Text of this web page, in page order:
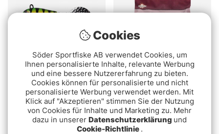
Bewertung:(6)4.2 von 5 Sternen
Spinmad Tail Spinner
Jigmaster
€8.60 €8.80
Dynamite Baits The
Source Boilies 5kg
€69.90
Cookies
Söder Sportfiske AB verwendet Cookies, um
Ihnen personalisierte Inhalte, relevante Werbung
und eine bessere Nutzererfahrung zu bieten.
Cookies können für personalisierte und nicht
personalisierte Werbung verwendet werden. Mit
Klick auf "Akzeptieren" stimmen Sie der Nutzung
von Cookies für Inhalte und Marketing zu. Mehr
dazu in unserer Datenschutzerklärung und
Cookie-Richtlinie .